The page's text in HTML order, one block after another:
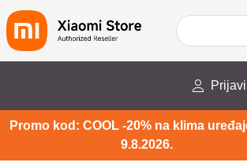
Promo kod: COOL -20% na klima
9.8.2026.